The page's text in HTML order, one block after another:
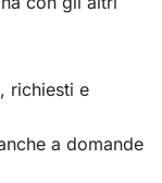
richiesti e
a domande